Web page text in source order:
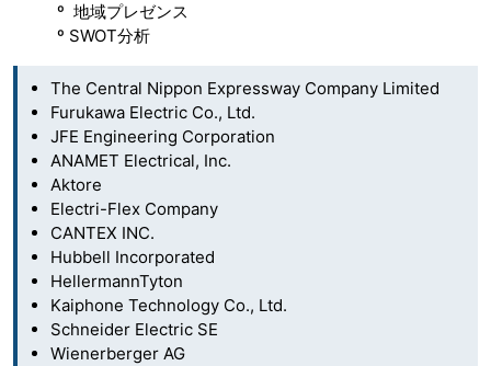
º 地域プレゼンス
º SWOT分析
The Central Nippon Expressway Company Limited
Furukawa Electric Co., Ltd.
JFE Engineering Corporation
ANAMET Electrical, Inc.
Aktore
Electri-Flex Company
CANTEX INC.
Hubbell Incorporated
HellermannTyton
Kaiphone Technology Co., Ltd.
Schneider Electric SE
Wienerberger AG